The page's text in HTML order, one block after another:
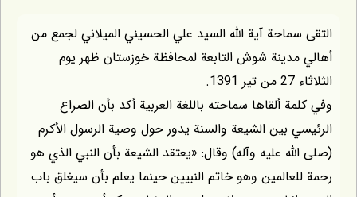
آية الله السيد علي الحسيني الميلاني لجمع من
شوش التابعة لمحافظة خوزستان ظهر يوم
ألقاها سماحته باللغة العربية أکد بأن الصراع
بين الشيعة والسنة يدور حول وصية الرسول الأکرم
عليه وآله) وقال: «يعتقد الشيعة بأن النبي الذي هو
وهو خاتم النبيين حينما يعلم بأن سيغلق باب